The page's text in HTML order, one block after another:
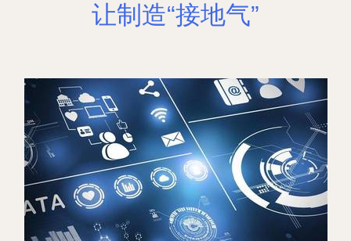
让制造“接地气”